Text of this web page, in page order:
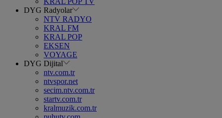
DYG Radyolar
NTV RADYO
KRAL FM
KRAL POP
EKSEN
VOYAGE
DYG Dijital
ntv.com.tr
ntvspor.net
secim.ntv.com.tr
startv.com.tr
kralmuzik.com.tr